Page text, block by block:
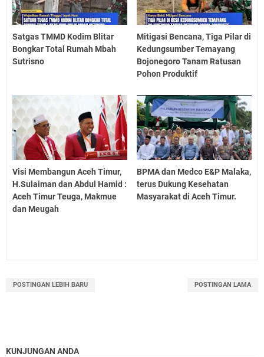
Satgas TMMD Kodim Blitar
Bongkar Total Rumah Mbah
Sutrisno
Mitigasi Bencana, Tiga Pilar di
Kedungsumber Temayang
Bojonegoro Tanam Ratusan
Pohon Produktif
Visi Membangun Aceh Timur,
H.Sulaiman dan Abdul Hamid :
Aceh Timur Teuga, Makmue
dan Meugah
BPMA dan Medco E&P Malaka,
terus Dukung Kesehatan
Masyarakat di Aceh Timur.
POSTINGAN LEBIH BARU POSTINGAN LAMA
KUNJUNGAN ANDA